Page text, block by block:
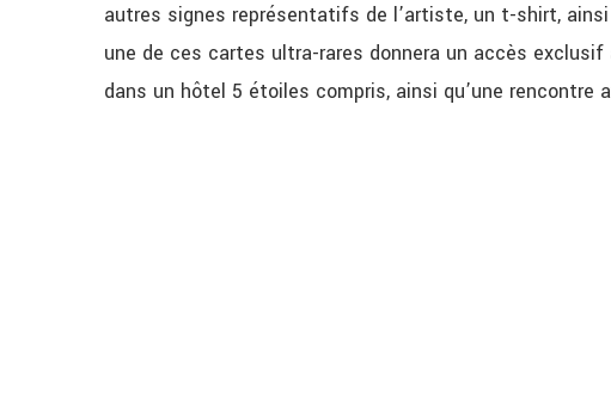
autres signes représentatifs de l’artiste, un t-shirt,
une de ces cartes ultra-rares donnera un accès
dans un hôtel 5 étoiles compris, ainsi qu’une rencontre